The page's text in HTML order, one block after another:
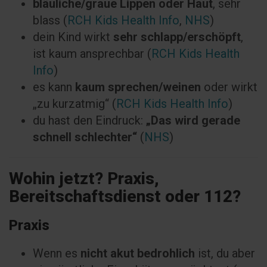
bläuliche/graue Lippen oder Haut, sehr
blass (RCH Kids Health Info, NHS)
dein Kind wirkt sehr schlapp/erschöpft,
ist kaum ansprechbar (RCH Kids Health
Info)
es kann kaum sprechen/weinen oder wirkt
„zu kurzatmig“ (RCH Kids Health Info)
du hast den Eindruck: „Das wird gerade
schnell schlechter“ (NHS)
Wohin jetzt? Praxis,
Bereitschaftsdienst oder 112?
Praxis
Wenn es nicht akut bedrohlich ist, du aber